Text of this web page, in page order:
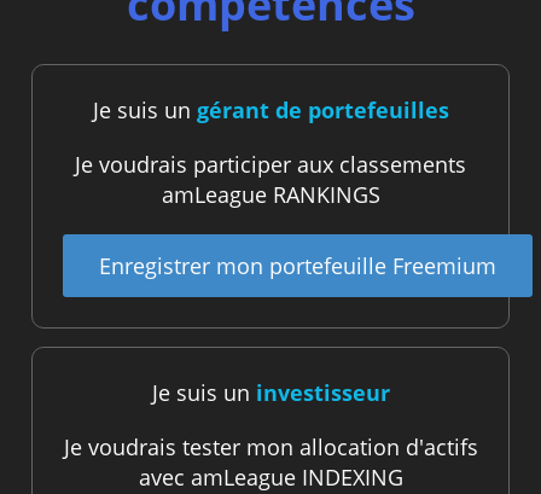
Je suis un gérant de portefeuilles
Je voudrais participer aux classements
amLeague RANKINGS
Enregistrer mon portefeuille Freemium
Je suis un investisseur
Je voudrais tester mon allocation d'actifs
avec amLeague INDEXING